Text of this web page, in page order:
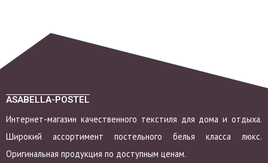
ASABELLA-POSTEL
Интернет-магазин качественного текстиля для дома и отдыха.
Широкий ассортимент постельного белья класса люкс.
Оригинальная продукция по доступным ценам.